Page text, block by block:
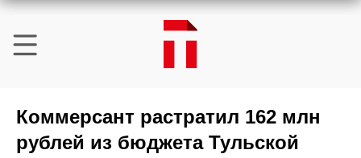
Коммерсант растратил 162 млн
рублей из бюджета Тульской